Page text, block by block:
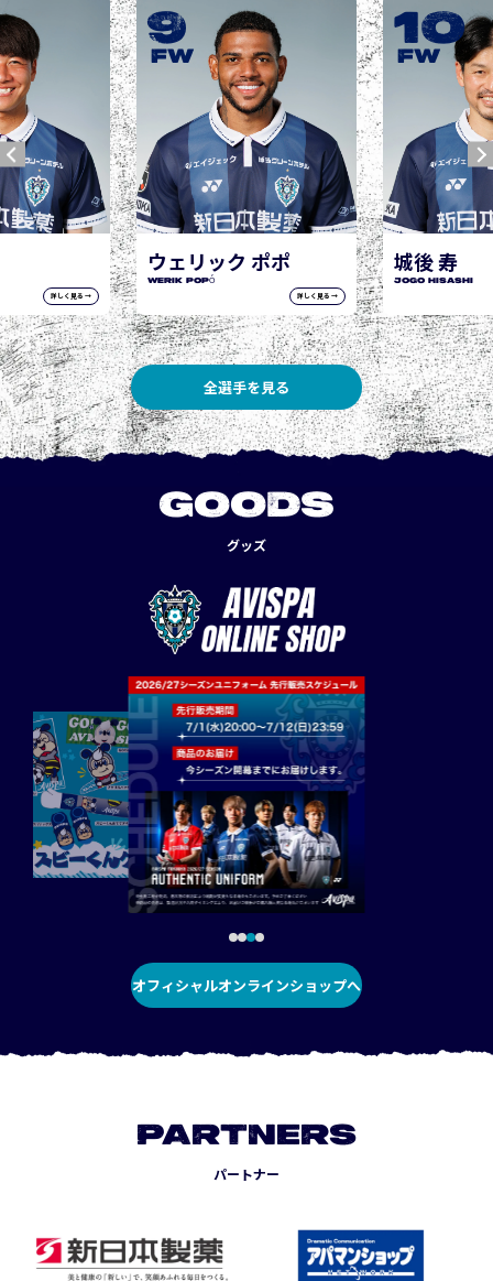
詳しく見る →
ウェリック ポポ
WERIK POPÓ
詳しく見る →
9
FW
城後 寿
JOGO Hisashi
10
FW
全選手を見る
GOODS
グッズ
オフィシャルオンラインショップへ
PARTNERS
パートナー